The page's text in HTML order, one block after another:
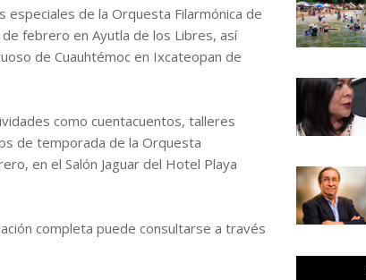
especiales de la Orquesta Filarmónica de
febrero en Ayutla de los Libres, así
de Cuauhtémoc en Ixcateopan de
como cuentacuentos, talleres
de temporada de la Orquesta
en el Salón Jaguar del Hotel Playa
completa puede consultarse a través